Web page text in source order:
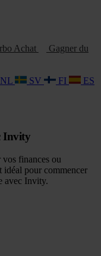
Achat
Gagner du
NL SV FI
ES
Invity
finances ou
idéal pour commencer
avec Invity.